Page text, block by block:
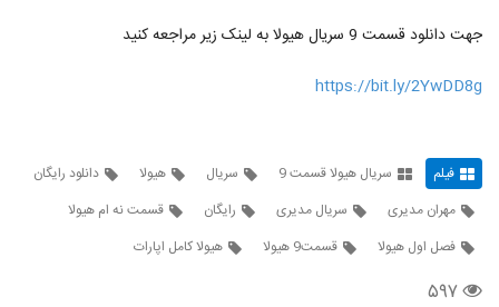
جهت دانلود قسمت 9 سریال هیولا به لینک زیر مراجعه کنید
https://bit.ly/2YwDD8g
فیلم سریال هیولا قسمت 9 سریال هیولا
دانلود رایگان
مهران مدیری
سریال مدیری رایگان
قسمت نه ام هیولا
فصل اول هیولا
قسمت9 هیولا هیولا کامل اپارات
۵۹۷